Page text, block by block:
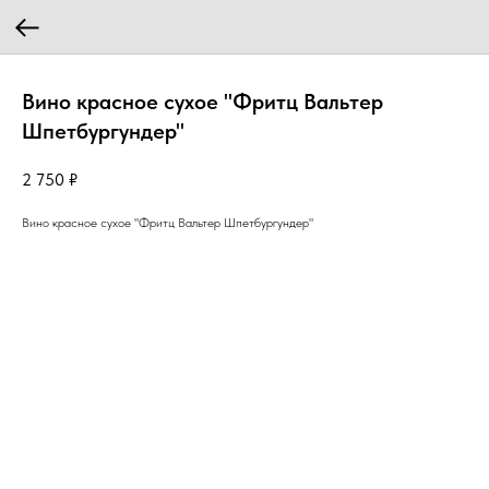
Вино красное сухое "Фритц Вальтер
Шпетбургундер"
2 750 ₽
Вино красное сухое "Фритц Вальтер Шпетбургундер"